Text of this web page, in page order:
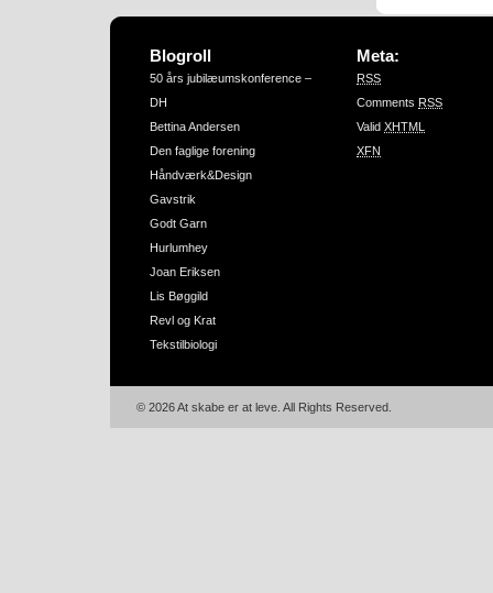
Blogroll
50 års jubilæumskonference –
DH
Bettina Andersen
Den faglige forening
Håndværk&Design
Gavstrik
Godt Garn
Hurlumhey
Joan Eriksen
Lis Bøggild
Revl og Krat
Tekstilbiologi
Meta:
RSS
Comments RSS
Valid XHTML
XFN
© 2026 At skabe er at leve. All Rights Reserved.